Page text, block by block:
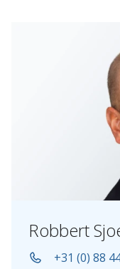
Robbert
+31 (0) 88